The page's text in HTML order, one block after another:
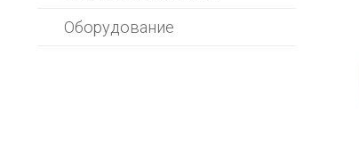
Оборудование